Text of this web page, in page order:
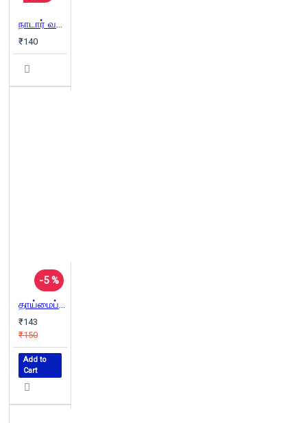
நாடார் வரலாறு: கறுப்பா...? காவியா...?
₹140
-5 %
தாய்மைப் பொருளாதாரம்
₹143
₹150
Add to
Cart